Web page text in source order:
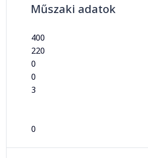
Műszaki adatok
400
220
0
0
3
0